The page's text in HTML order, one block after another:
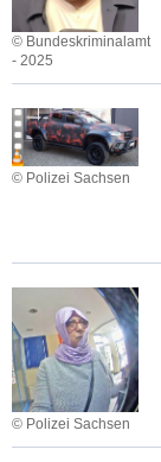
n
S
t
r
a
ß
g
e
s
c
h
t
r
v
e
l
e
t
n
g
i
n
D
e
s
h
t
e
s
o
e
s
c
h
w
© Bundeskriminalamt
- 2025
e
w
e
s
m
ä
ß
i
g
e
r
© Polizei Sachsen
k
u
p
© Polizei Sachsen